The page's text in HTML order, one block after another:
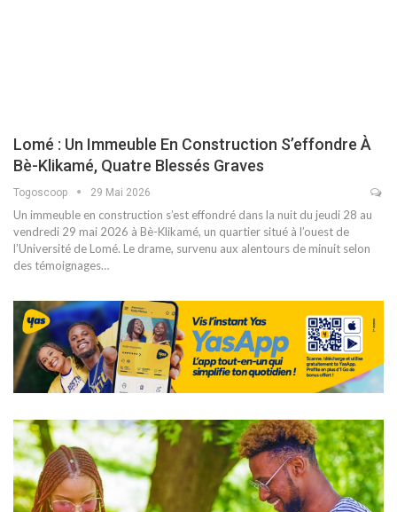
Lomé : Un Immeuble En Construction S’effondre À
Bè-Klikamé, Quatre Blessés Graves
Togoscoop 29 Mai 2026
Un immeuble en construction s’est effondré dans la nuit du jeudi 28 au
vendredi 29 mai 2026 à Bè-Klikamé, un quartier situé à l’ouest de
l’Université de Lomé. Le drame, survenu aux alentours de minuit selon
des témoignages…